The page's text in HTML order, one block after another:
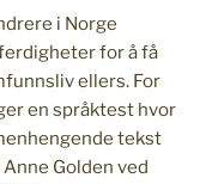
i Norge
for å få
ellers. For
en språktest hvor
tekst
Golden ved